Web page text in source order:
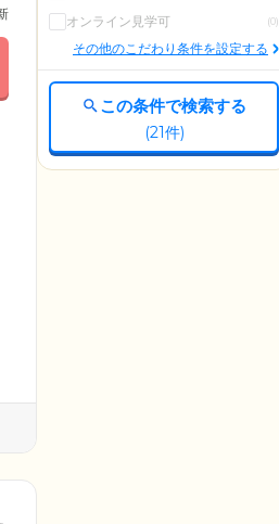
オンライン見学可 (0)
その他のこだわり条件を設定する
この条件で検索する
(21件)